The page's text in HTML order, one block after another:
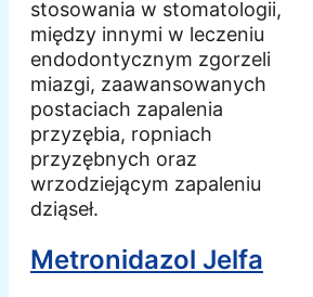
stosowania w stomatologii,
między innymi w leczeniu
endodontycznym zgorzeli
miazgi, zaawansowanych
postaciach zapalenia
przyzębia, ropniach
przyzębnych oraz
wrzodziejącym zapaleniu
dziąseł.
Metronidazol Jelfa